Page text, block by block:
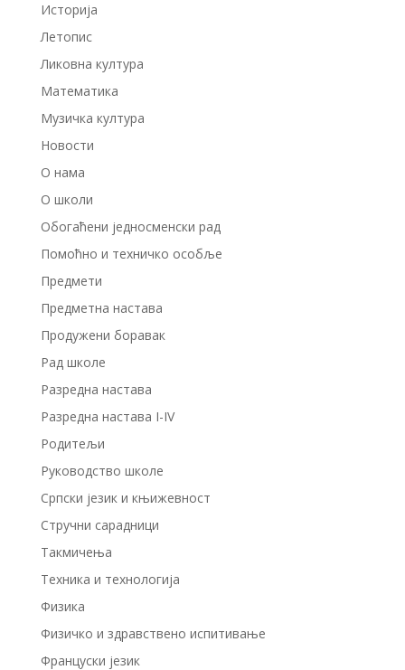
Историја
Летопис
Ликовна култура
Математика
Музичка култура
Новости
О нама
О школи
Обогаћени једносменски рад
Помоћно и техничко особље
Предмети
Предметна настава
Продужени боравак
Рад школе
Разредна настава
Разредна настава I-IV
Родитељи
Руководство школе
Српски језик и књижевност
Стручни сарадници
Такмичења
Техника и технологија
Физика
Физичко и здравствено испитивање
Француски језик